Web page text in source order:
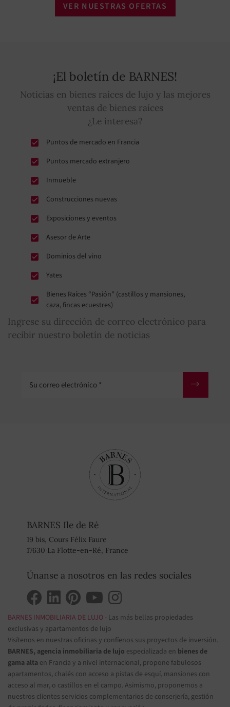
VER NUESTRAS OFERTAS
¡El boletín de BARNES!
Noticias en bienes raíces de lujo y las mejores
ventas de bienes raíces
¿Le interesa?
Puntos de mercado en Francia
Puntos mercado extranjero
Inmueble
Construcciones nuevas
Exposiciones y eventos
Asesor de Arte
Dominios del vino
Yates
Bienes Raíces “Pasión” (castillos y mansiones,
caza, fincas ecuestres)
Ingrese su dirección de correo electrónico para
recibir nuestro boletín de noticias
BARNES Ile de Ré
19 bis, Cours Félix Faure
17630 La Flotte-en-Ré, France
Únanse a nosotros en las redes sociales
BARNES INMOBILIARIA DE LUJO - Las más bellas propiedades
exclusivas y apartamentos de lujo
Visítenos en nuestras oficinas y confíenos sus proyectos de inversión.
BARNES, agencia inmobiliaria de lujo especializada en bienes de
gama alta en Francia y a nivel internacional, propone fabulosos
apartamentos, chalés con acceso a pistas de esquí, mansiones con
acceso al mar, o castillos en el campo. Asimismo, proponemos a
nuestros clientes servicios complementarios de conserjería, gestión